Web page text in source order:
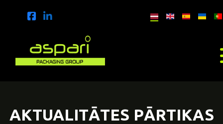
AKTUALITĀTES PĀRTIKAS